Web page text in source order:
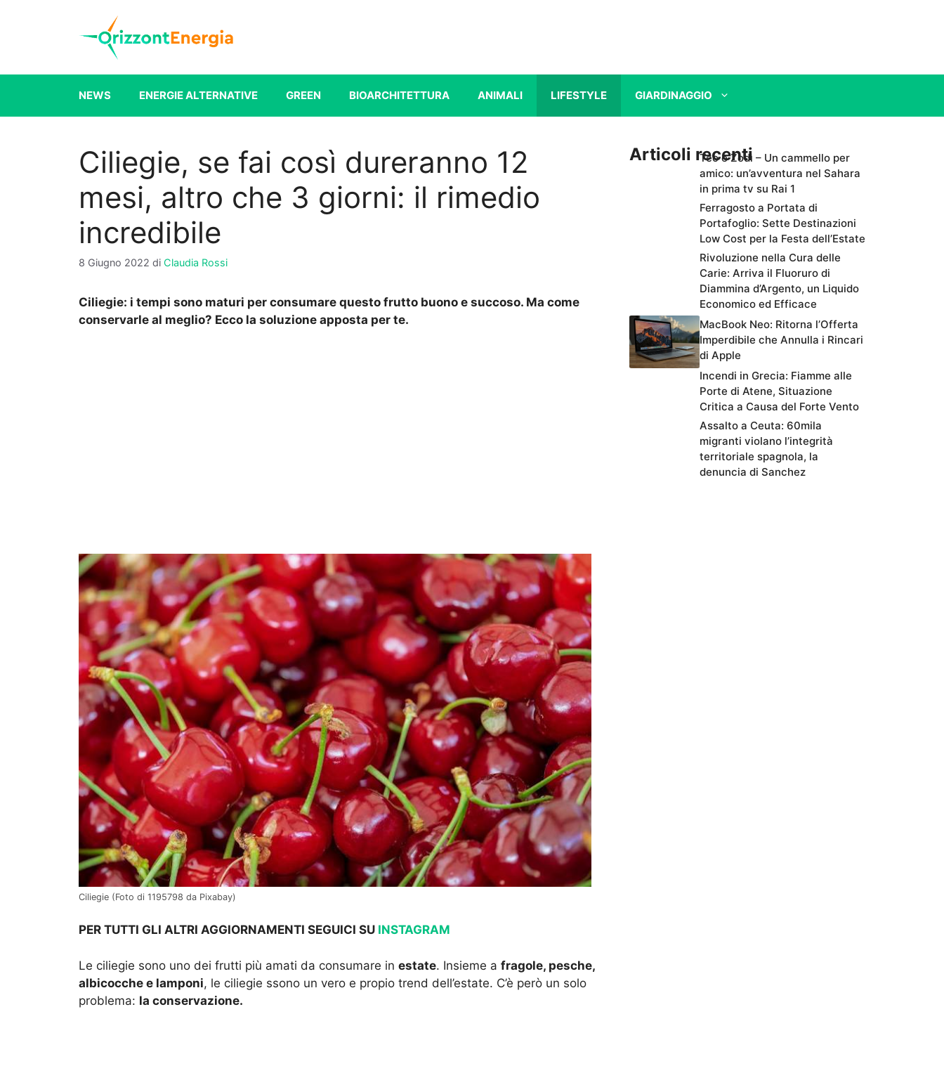
NEWS ENERGIE ALTERNATIVE GREEN BIOARCHITETTURA ANIMALI LIFESTYLE GIARDINAGGIO
Ciliegie, se fai così dureranno 12
mesi, altro che 3 giorni: il rimedio
incredibile
8 Giugno 2022 di Claudia Rossi
Ciliegie: i tempi sono maturi per consumare questo frutto buono e succoso. Ma come
conservarle al meglio? Ecco la soluzione apposta per te.
Ciliegie (Foto di 1195798 da Pixabay)
PER TUTTI GLI ALTRI AGGIORNAMENTI SEGUICI SU INSTAGRAM
Le ciliegie sono uno dei frutti più amati da consumare in estate. Insieme a fragole, pesche,
albicocche e lamponi, le ciliegie ssono un vero e propio trend dell’estate. C’è però un solo
problema: la conservazione.
Articoli recentiTeo e Zodì – Un cammello per
amico: un’avventura nel Sahara
in prima tv su Rai 1
Ferragosto a Portata di
Portafoglio: Sette Destinazioni
Low Cost per la Festa dell’Estate
Rivoluzione nella Cura delle
Carie: Arriva il Fluoruro di
Diammina d’Argento, un Liquido
Economico ed Efficace
MacBook Neo: Ritorna l’Offerta
Imperdibile che Annulla i Rincari
di Apple
Incendi in Grecia: Fiamme alle
Porte di Atene, Situazione
Critica a Causa del Forte Vento
Assalto a Ceuta: 60mila
migranti violano l’integrità
territoriale spagnola, la
denuncia di Sanchez